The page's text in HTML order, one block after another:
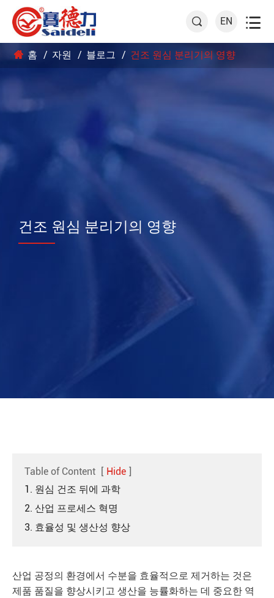
 EN 
홈 자원 블로그 건조 원심 분리기의 영향
건조 원심 분리기의 영향
Table of Content [ Hide ]
1. 원심 건조 뒤에 과학
2. 산업 프로세스 혁명
3. 효율성 및 생산성 향상
산업 공정의 환경에서 수분을 효율적으로 제거하는 것은
제품 품질을 향상시키고 생산을 능률화하는 데 중요한 역